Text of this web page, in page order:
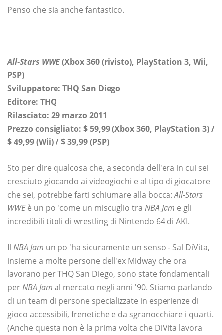
Penso che sia anche fantastico.
All-Stars WWE(Xbox 360 (rivisto), PlayStation 3, Wii,
PSP)
Sviluppatore: THQ San Diego
Editore: THQ
Rilasciato: 29 marzo 2011
Prezzo consigliato: $ 59,99 (Xbox 360, PlayStation 3) /
$ 49,99 (Wii) / $ 39,99 (PSP)
Sto per dire qualcosa che, a seconda dell'era in cui sei
cresciuto giocando ai videogiochi e al tipo di giocatore
che sei, potrebbe farti schiumare alla bocca:All-Stars
WWEè un po 'come un miscuglio tra NBA Jam e gli
incredibili titoli di wrestling di Nintendo 64 di AKI.
Il NBA Jam un po 'ha sicuramente un senso - Sal DiVita,
insieme a molte persone dell'ex Midway che ora
lavorano per THQ San Diego, sono state fondamentali
perNBA Jam al mercato negli anni '90. Stiamo parlando
di un team di persone specializzate in esperienze di
gioco accessibili, frenetiche e da sgranocchiare i quarti.
(Anche questa non è la prima volta che DiVita lavora